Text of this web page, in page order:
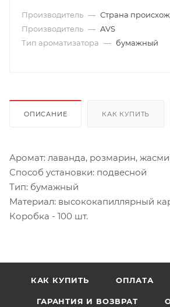
Производитель — Страна
Производитель — AVS
Тип ароматизатора — бумажный
ОПИСАНИЕ КАК КУПИТЬ
Аромат: лаванда, розмарин,
Способ установки: подвесной
Тип: бумажный
Материал: высококапиллярный
Коробка - 100 шт.
КАК КУПИТЬ ОПЛАТА
ГАРАНТИЯ И ВОЗВРАТ